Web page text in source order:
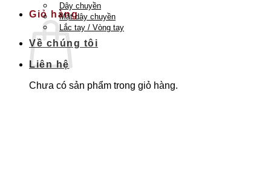
Giỏ hàng
Chưa có sản phẩm trong giỏ hàng.
Dây chuyền
Mặt dây chuyền
Lắc tay / Vòng tay
Về chúng tôi
Liên hệ